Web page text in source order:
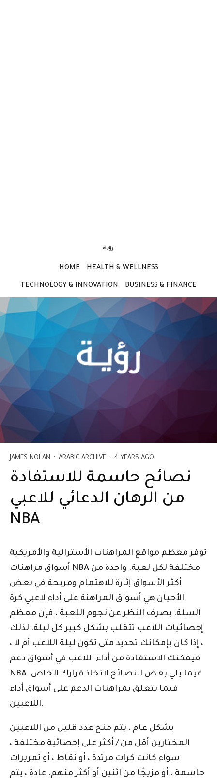
HOME HEALTH & WELLNESS
TECHNOLOGY & INNOVATION BUSINESS & FINANCE
JAMES NOLAN · ARABIC ARCHIVE · 4 YEARS AGO
نصائح حاسمة للاستفادة
من الرهان الدعائي للاعبي
NBA
توفر معظم مواقع المراهنات الأسترالية والأمريكية
أسواق مراهنات NBA مختلفة لكل لعبة. واحدة من
أكثر الأسواق إثارة للاهتمام ومربحة في بعض
الأحيان هي أسواق المراهنة على أداء لاعبي كرة
السلة. بصرف النظر عن نجوم اللعبة ، فإن معظم
إحصائيات اللاعب تتقلب بشكل كبير كل ليلة. لذلك
، إذا كان بإمكانك تحديد متى تكون ليلة اللاعب أم لا ،
فيمكنك الاستفادة من أداء اللاعب في أسواق دعم
NBA. فيما يلي بعض النصائح لاتخاذ قرارك الخاص
فيما يتعلق بمراهنات الدعم على أسواق أداء
اللاعبين.
بشكل عام ، يتم منح عدد قليل من اللاعبين
المختارين أقل من / أكثر على إحصائية مختلفة ،
سواء كانت كرات مرتدة ، أو نقاط ، أو تمريرات
حاسمة ، أو مزيجًا من اثنين أو أكثر منهم. عادة ، يتم